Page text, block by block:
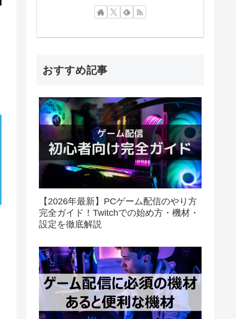
おすすめ記事
【2026年最新】PCゲーム配信のやり方
完全ガイド！Twitchでの始め方・機材・
設定を徹底解説